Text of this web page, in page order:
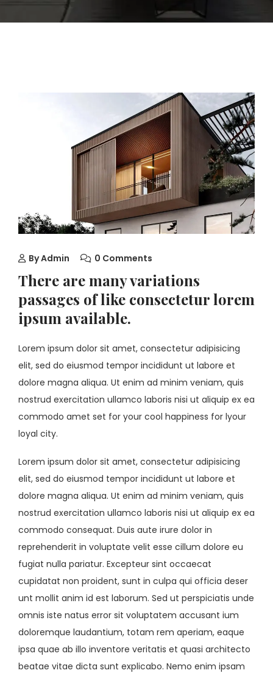
ByAdmin 0 Comments
There are many variations
passages of like consectetur lorem
ipsum available.
Lorem ipsum dolor sit amet, consectetur adipisicing
elit, sed do eiusmod tempor incididunt ut labore et
dolore magna aliqua. Ut enim ad minim veniam, quis
nostrud exercitation ullamco laboris nisi ut aliquip ex ea
commodo amet set for your cool happiness for lyour
loyal city.
Lorem ipsum dolor sit amet, consectetur adipisicing
elit, sed do eiusmod tempor incididunt ut labore et
dolore magna aliqua. Ut enim ad minim veniam, quis
nostrud exercitation ullamco laboris nisi ut aliquip ex ea
commodo consequat. Duis aute irure dolor in
reprehenderit in voluptate velit esse cillum dolore eu
fugiat nulla pariatur. Excepteur sint occaecat
cupidatat non proident, sunt in culpa qui officia deser
unt mollit anim id est laborum. Sed ut perspiciatis unde
omnis iste natus error sit voluptatem accusant ium
doloremque laudantium, totam rem aperiam, eaque
ipsa quae ab illo inventore veritatis et quasi architecto
beatae vitae dicta sunt explicabo. Nemo enim ipsam